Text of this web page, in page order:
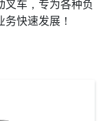
叉车，专为各种负
快速发展！